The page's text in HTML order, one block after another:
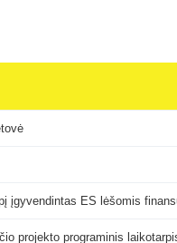
įgyvendintas ES lėšomis
projekto programinis